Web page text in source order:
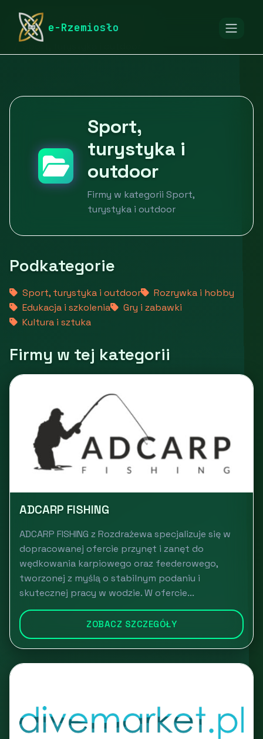
e-Rzemiosło
rymarstwo-poznan.pl
Edukacja, kultura i rozrywka
Sport,
turystyka i
outdoor
Firmy w kategorii Sport,
turystyka i outdoor
Podkategorie
Sport, turystyka i outdoor
Rozrywka i hobby
Edukacja i szkolenia
Gry i zabawki
Kultura i sztuka
Firmy w tej kategorii
ADCARP FISHING
ADCARP FISHING z Rozdrażewa specjalizuje się w
dopracowanej ofercie przynęt i zanęt do
wędkowania karpiowego oraz feederowego,
tworzonej z myślą o stabilnym podaniu i
skutecznej pracy w wodzie. W ofercie...
ZOBACZ SZCZEGÓŁY